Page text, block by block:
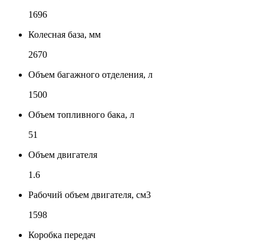
1696
Колесная база, мм
2670
Объем багажного отделения, л
1500
Объем топливного бака, л
51
Объем двигателя
1.6
Рабочий объем двигателя, см3
1598
Коробка передач